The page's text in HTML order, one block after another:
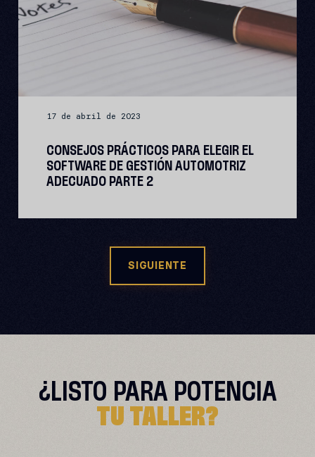
17 de abril de 2023
CONSEJOS PRÁCTICOS PARA ELEGIR EL
SOFTWARE DE GESTIÓN AUTOMOTRIZ
ADECUADO PARTE 2
SIGUIENTE
¿LISTO PARA POTENCIA
TU TALLER?